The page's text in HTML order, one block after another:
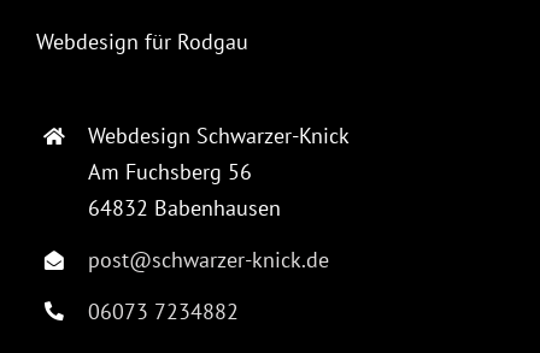
Webdesign für Rodgau
Webdesign Schwarzer-Knick
Am Fuchsberg 56
64832 Babenhausen
post@schwarzer-knick.de
06073 7234882